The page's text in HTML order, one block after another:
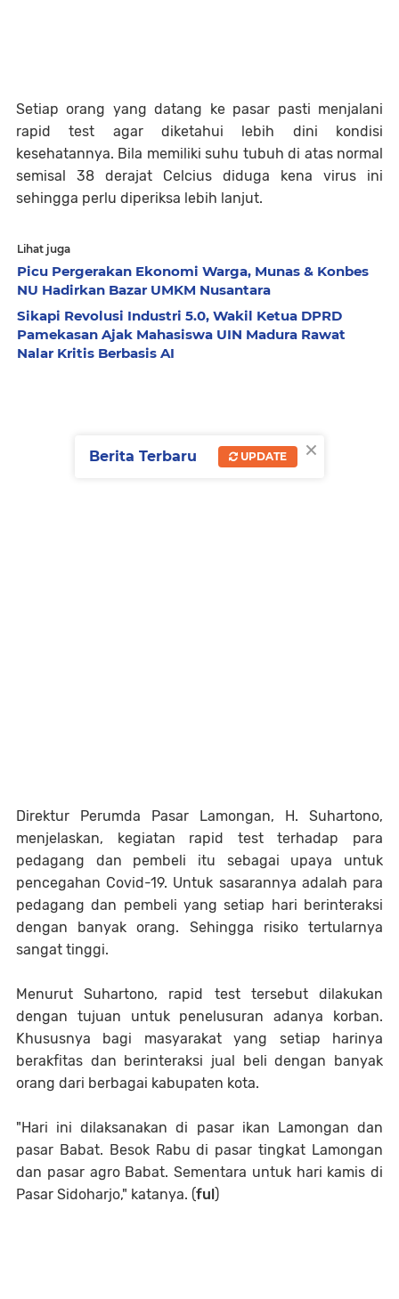
Setiap orang yang datang ke pasar pasti menjalani
rapid test agar diketahui lebih dini kondisi
kesehatannya. Bila memiliki suhu tubuh di atas normal
semisal 38 derajat Celcius diduga kena virus ini
sehingga perlu diperiksa lebih lanjut.
Lihat juga
Picu Pergerakan Ekonomi Warga, Munas & Konbes
NU Hadirkan Bazar UMKM Nusantara
Sikapi Revolusi Industri 5.0, Wakil Ketua DPRD
Pamekasan Ajak Mahasiswa UIN Madura Rawat
Nalar Kritis Berbasis AI
Direktur Perumda Pasar Lamongan, H. Suhartono,
menjelaskan, kegiatan rapid test terhadap para
pedagang dan pembeli itu sebagai upaya untuk
pencegahan Covid-19. Untuk sasarannya adalah para
pedagang dan pembeli yang setiap hari berinteraksi
dengan banyak orang. Sehingga risiko tertularnya
sangat tinggi.
Menurut Suhartono, rapid test tersebut dilakukan
dengan tujuan untuk penelusuran adanya korban.
Khususnya bagi masyarakat yang setiap harinya
berakfitas dan berinteraksi jual beli dengan banyak
orang dari berbagai kabupaten kota.
"Hari ini dilaksanakan di pasar ikan Lamongan dan
pasar Babat. Besok Rabu di pasar tingkat Lamongan
dan pasar agro Babat. Sementara untuk hari kamis di
Pasar Sidoharjo," katanya. (ful )
×
Berita Terbaru UPDATE